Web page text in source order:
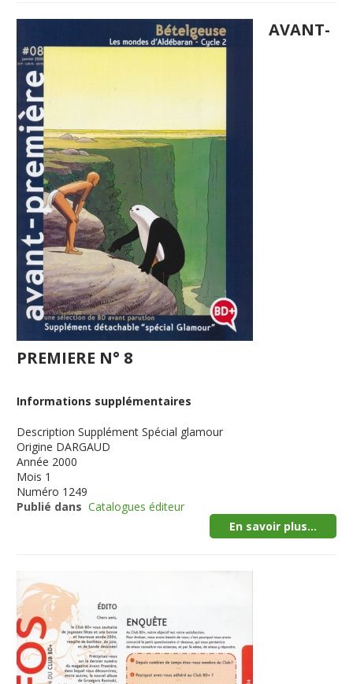
AVANT-
PREMIERE N° 8
Informations supplémentaires
Description Supplément Spécial glamour
Origine DARGAUD
Année 2000
Mois 1
Numéro 1249
Publié dans Catalogues éditeur
En savoir plus...